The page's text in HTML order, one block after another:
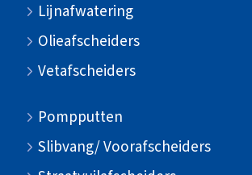
Lijnafwatering
Olieafscheiders
Vetafscheiders
Pompputten
Slibvang/ Voorafscheiders